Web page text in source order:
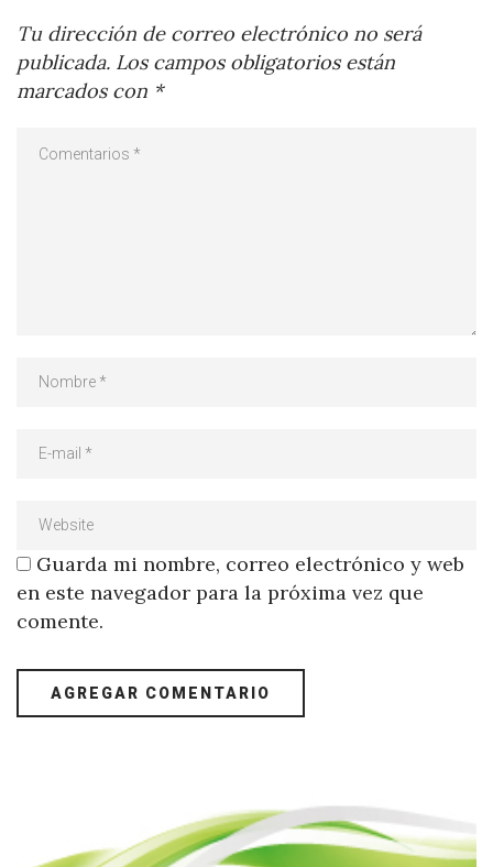
Tu dirección de correo electrónico no será
publicada. Los campos obligatorios están
marcados con *
Guarda mi nombre, correo electrónico y web
en este navegador para la próxima vez que
comente.